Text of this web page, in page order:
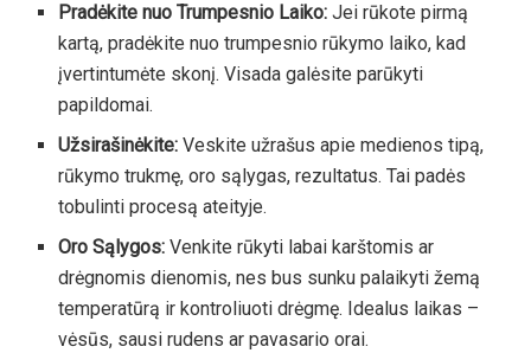
Pradėkite nuo Trumpesnio Laiko: Jei rūkote pirmą
kartą, pradėkite nuo trumpesnio rūkymo laiko, kad
įvertintumėte skonį. Visada galėsite parūkyti
papildomai.
Užsirašinėkite: Veskite užrašus apie medienos tipą,
rūkymo trukmę, oro sąlygas, rezultatus. Tai padės
tobulinti procesą ateityje.
Oro Sąlygos: Venkite rūkyti labai karštomis ar
drėgnomis dienomis, nes bus sunku palaikyti žemą
temperatūrą ir kontroliuoti drėgmę. Idealus laikas –
vėsūs, sausi rudens ar pavasario orai.